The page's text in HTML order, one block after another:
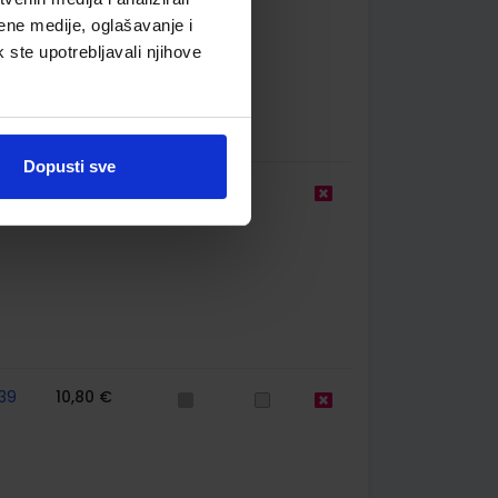
medije, oglašavanje i
ste upotrebljavali njihove
Dopusti sve
10,80 €